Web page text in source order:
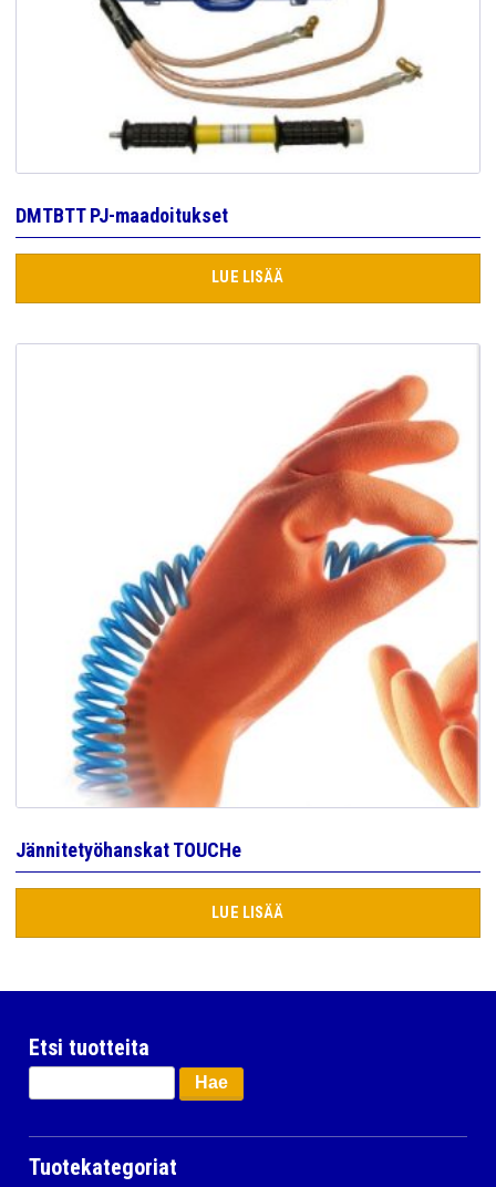
DMTBTT PJ-maadoitukset
LUE LISÄÄ
Jännitetyöhanskat TOUCHe
LUE LISÄÄ
Etsi tuotteita
Haku:
Tuotekategoriat